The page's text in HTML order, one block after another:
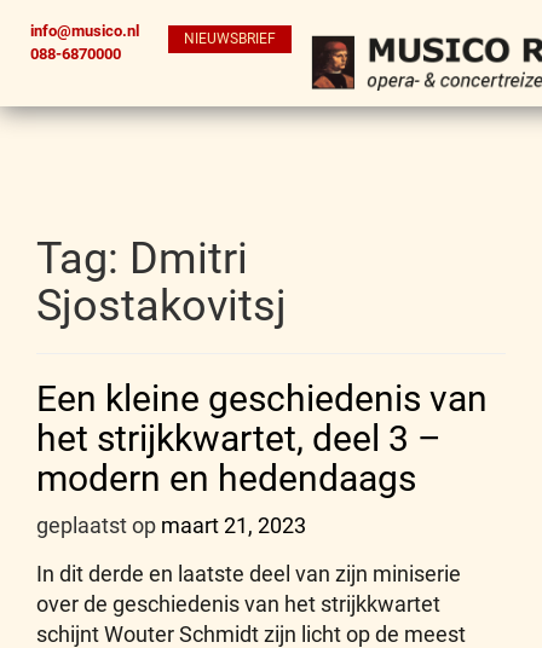
info@musico.nl
088-6870000
NIEUWSBRIEF
Tag: Dmitri
Sjostakovitsj
Een kleine geschiedenis van
het strijkkwartet, deel 3 –
modern en hedendaags
geplaatst op maart 21, 2023
In dit derde en laatste deel van zijn miniserie
over de geschiedenis van het strijkkwartet
schijnt Wouter Schmidt zijn licht op de meest